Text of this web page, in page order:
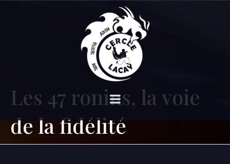
Les 47 ronins, la voie
de la fidélité